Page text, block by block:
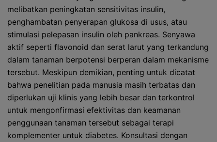
melibatkan peningkatan sensitivitas insulin,
penghambatan penyerapan glukosa di usus, atau
stimulasi pelepasan insulin oleh pankreas. Senyawa
aktif seperti flavonoid dan serat larut yang terkandung
dalam tanaman berpotensi berperan dalam mekanisme
tersebut. Meskipun demikian, penting untuk dicatat
bahwa penelitian pada manusia masih terbatas dan
diperlukan uji klinis yang lebih besar dan terkontrol
untuk mengonfirmasi efektivitas dan keamanan
penggunaan tanaman tersebut sebagai terapi
komplementer untuk diabetes. Konsultasi dengan